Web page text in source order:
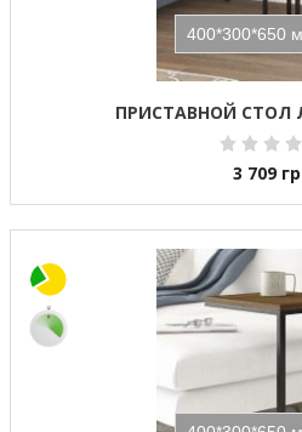
ПРИСТАВНОЙ СТОЛ
3 709